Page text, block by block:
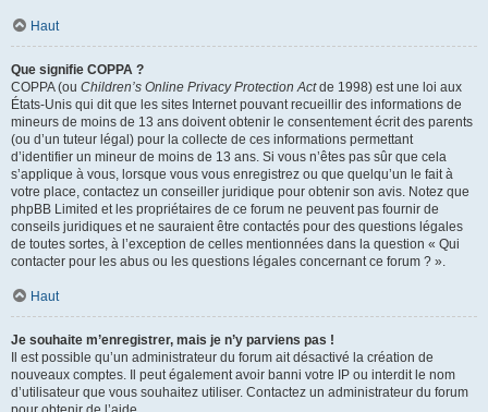
Haut
Que signifie COPPA ?
COPPA (ou Children’s Online Privacy Protection Actde 1998) est une loi aux
États-Unis qui dit que les sites Internet pouvant recueillir des informations de
mineurs de moins de 13 ans doivent obtenir le consentement écrit des parents
(ou d’un tuteur légal) pour la collecte de ces informations permettant
d’identifier un mineur de moins de 13 ans. Si vous n’êtes pas sûr que cela
s’applique à vous, lorsque vous vous enregistrez ou que quelqu’un le fait à
votre place, contactez un conseiller juridique pour obtenir son avis. Notez que
phpBB Limited et les propriétaires de ce forum ne peuvent pas fournir de
conseils juridiques et ne sauraient être contactés pour des questions légales
de toutes sortes, à l’exception de celles mentionnées dans la question « Qui
contacter pour les abus ou les questions légales concernant ce forum ? ».
Haut
Je souhaite m’enregistrer, mais je n’y parviens pas !
Il est possible qu’un administrateur du forum ait désactivé la création de
nouveaux comptes. Il peut également avoir banni votre IP ou interdit le nom
d’utilisateur que vous souhaitez utiliser. Contactez un administrateur du forum